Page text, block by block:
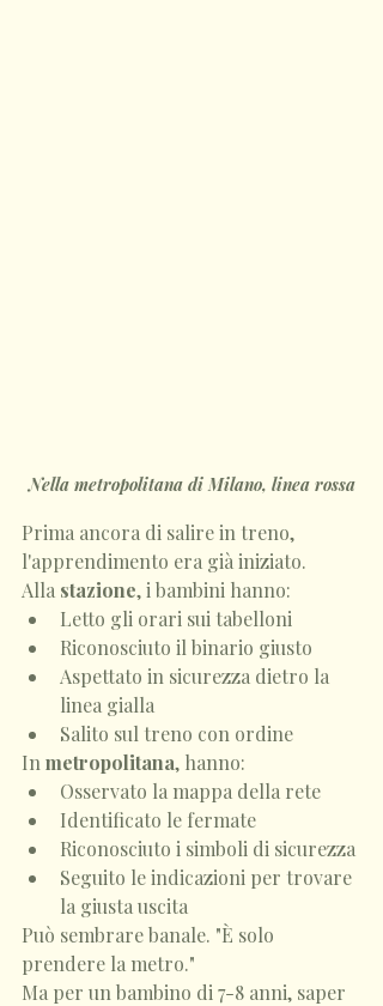
Nella metropolitana di Milano, linea rossa
Prima ancora di salire in treno,
l'apprendimento era già iniziato.
Alla stazione, i bambini hanno:
Letto gli orari sui tabelloni
Riconosciuto il binario giusto
Aspettato in sicurezza dietro la
linea gialla
Salito sul treno con ordine
In metropolitana, hanno:
Osservato la mappa della rete
Identificato le fermate
Riconosciuto i simboli di sicurezza
Seguito le indicazioni per trovare
la giusta uscita
Può sembrare banale. "È solo
prendere la metro."
Ma per un bambino di 7-8 anni, saper